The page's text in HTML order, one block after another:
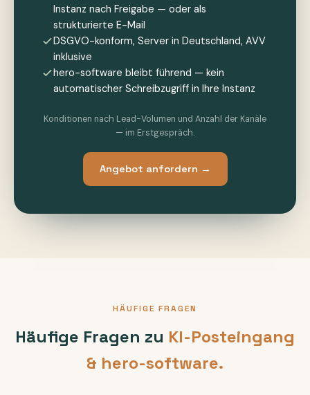
Instanz nach Freigabe — oder als
strukturierte E-Mail
DSGVO-konform, Server in Deutschland, AVV
inklusive
hero-software bleibt führend — kein
automatischer Schreibzugriff in Ihre Instanz
Konditionen nach Lead-Volumen und Anzahl der Kanäle
— im Erstgespräch.
Angebot anfordern →
HÄUFIGE FRAGEN
Häufige Fragen zu KI-Posteingang
& hero-software.